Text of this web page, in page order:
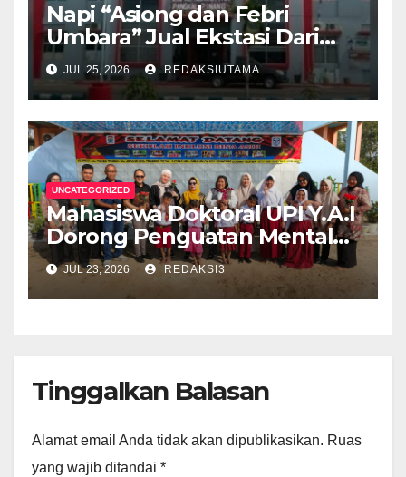
Napi “Asiong dan Febri
Umbara” Jual Ekstasi Dari
Dalam Lapas Rp 12 Juta/40
Butir
JUL 25, 2026 REDAKSIUTAMA
UNCATEGORIZED
Mahasiswa Doktoral UPI Y.A.I
Dorong Penguatan Mental
Keluarga Anak
Berkebutuhan Khusus di
Palembang
JUL 23, 2026 REDAKSI3
Tinggalkan Balasan
Alamat email Anda tidak akan dipublikasikan. Ruas
yang wajib ditandai *